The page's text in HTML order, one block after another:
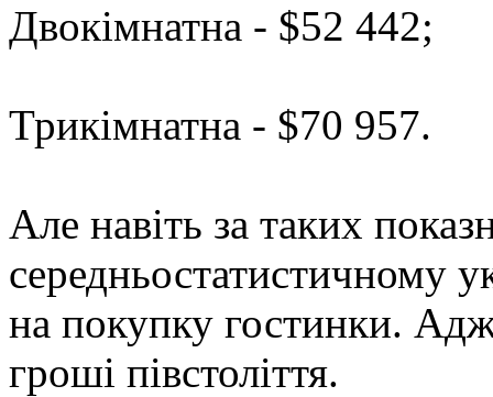
Двокімнатна - $52 442;
Трикімнатна - $70 957.
Але навіть за таких
середньостатистичному
на покупку гостинки.
гроші півстоліття.